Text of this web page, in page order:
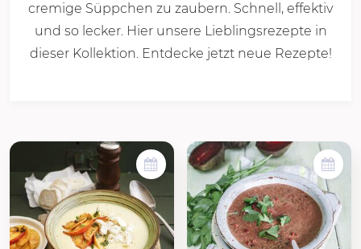
cremige Süppchen zu zaubern. Schnell, effektiv
und so lecker. Hier unsere Lieblingsrezepte in
dieser Kollektion. Entdecke jetzt neue Rezepte!